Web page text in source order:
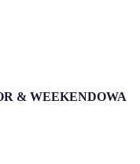
& WEEKENDOWA